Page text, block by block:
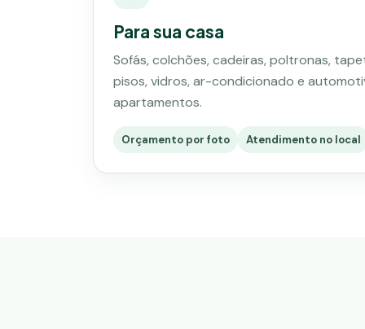
Para sua casa
Sofás, colchões, cadeiras, poltronas,
pisos, vidros, ar-condicionado e
apartamentos.
Orçamento por foto Atendimento no local